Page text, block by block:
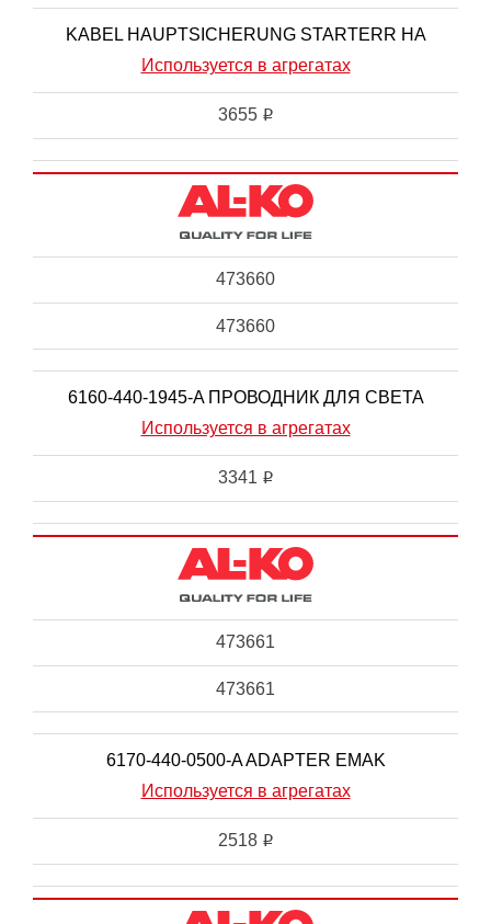
KABEL HAUPTSICHERUNG STARTERR HA
Используется в агрегатах
3655 i
473660
473660
6160-440-1945-A ПРОВОДНИК ДЛЯ СВЕТА
Используется в агрегатах
3341 i
473661
473661
6170-440-0500-A ADAPTER EMAK
Используется в агрегатах
2518 i